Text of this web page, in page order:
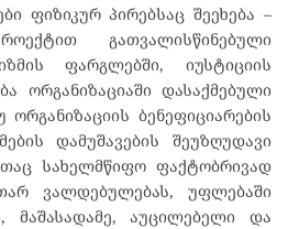
ფიზიკურ პირებსაც შეეხება –
გათვალისწინებული
ფარგლებში, იუსტიციის
ორგანიზაციაში დასაქმებული
ბენეფიციარების
დამუშავების შეუზღუდავი
სახელმწიფო ფაქტობრივად
ვალდებულებას, უფლებაში
მაშასადამე, აუცილებელი და